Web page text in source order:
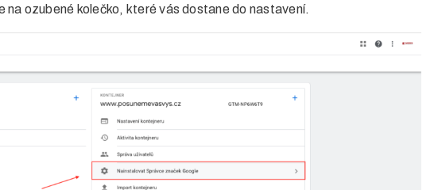
na ozubené kolečko, které vás dostane do nastavení.